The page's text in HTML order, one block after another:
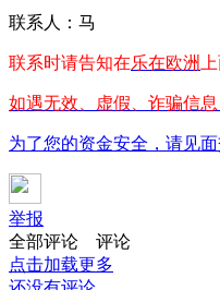
联系人：马
联系时请告知在乐在欧洲
如遇无效、虚假、诈骗信
为了您的资金安全，请见
举报
全部评论
评论
点击加载更多